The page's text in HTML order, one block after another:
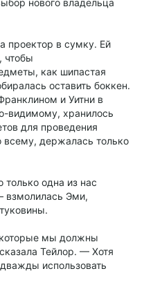
нового владельца
проектор в сумку. Ей
чтобы
как шипастая
оставить боккен.
и Уитни в
видимому, хранилось
для проведения
всему, держалась только
одна из нас
взмолилась Эми,
мы должны
Тейлор. — Хотя
использовать